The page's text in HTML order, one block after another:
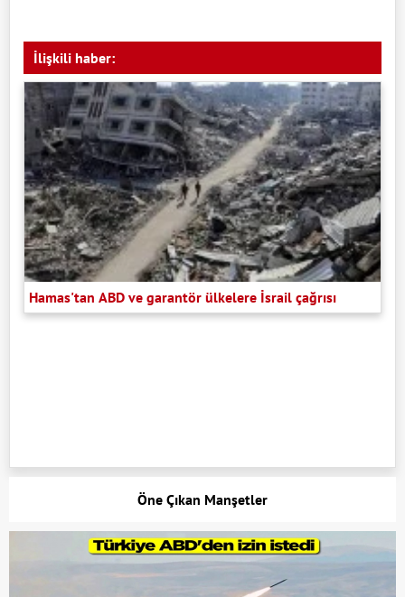
İlişkili haber:
Hamas'tan ABD ve garantör ülkelere İsrail çağrısı
Öne Çıkan Manşetler